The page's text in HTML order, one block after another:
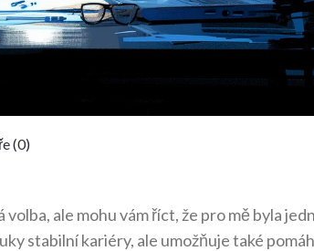
(0)
ale mohu vám říct, že pro mě byla
stabilní kariéry, ale umožňuje také